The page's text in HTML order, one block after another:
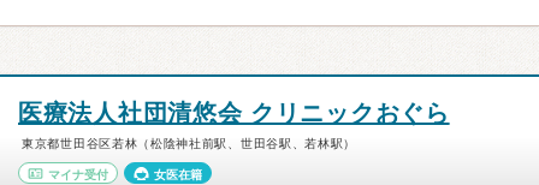
医療法人社団清悠会 クリニックおぐら
東京都世田谷区若林（松陰神社前駅、世田谷駅、若林駅）
マイナ受付 女医在籍